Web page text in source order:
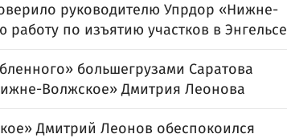
руководителю Упрдор «Нижне-
по изъятию участков в Энгельсе
большегрузами Саратова
Волжское» Дмитрия Леонова
Дмитрий Леонов обеспокоился